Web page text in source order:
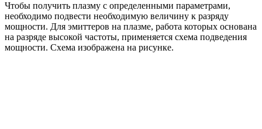
Чтобы получить плазму с определенными параметрами,
необходимо подвести необходимую величину к разряду
мощности. Для эмиттеров на плазме, работа которых основана
на разряде высокой частоты, применяется схема подведения
мощности. Схема изображена на рисунке.